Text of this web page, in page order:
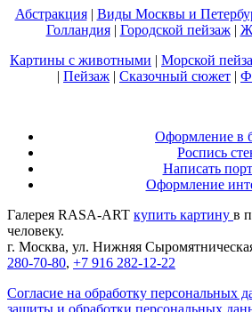
Абстракция| Виды Москвы и
Голландия| Городской пейзаж|
Картины с животными | Морской
| Пейзаж | Сказочный сюжет |
Оформление в
Роспись
Написать
Оформление
Галерея RASA-ART купить картину в
человеку.
г. Москва, ул. Нижняя
280-70-80, +7 916 282-12-22
Согласие на обработку персональных
защиты и обработки персональных